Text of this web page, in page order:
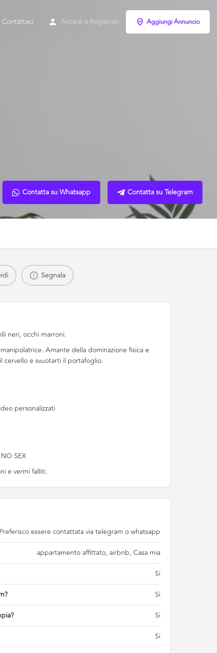
Contattaci Accedi o Registrati Aggiungi Annuncio
Contatta su Whatsapp Contatta su Telegram
Segnala
neri, occhi marroni.
Amante della dominazione fisica e
e svuotarti il portafoglio.
personalizzati
SEX
e vermi falliti.
Preferisco essere contattata via telegram o whatsapp
appartamento affittato, airbnb, Casa mia
Si
Si
Si
Si